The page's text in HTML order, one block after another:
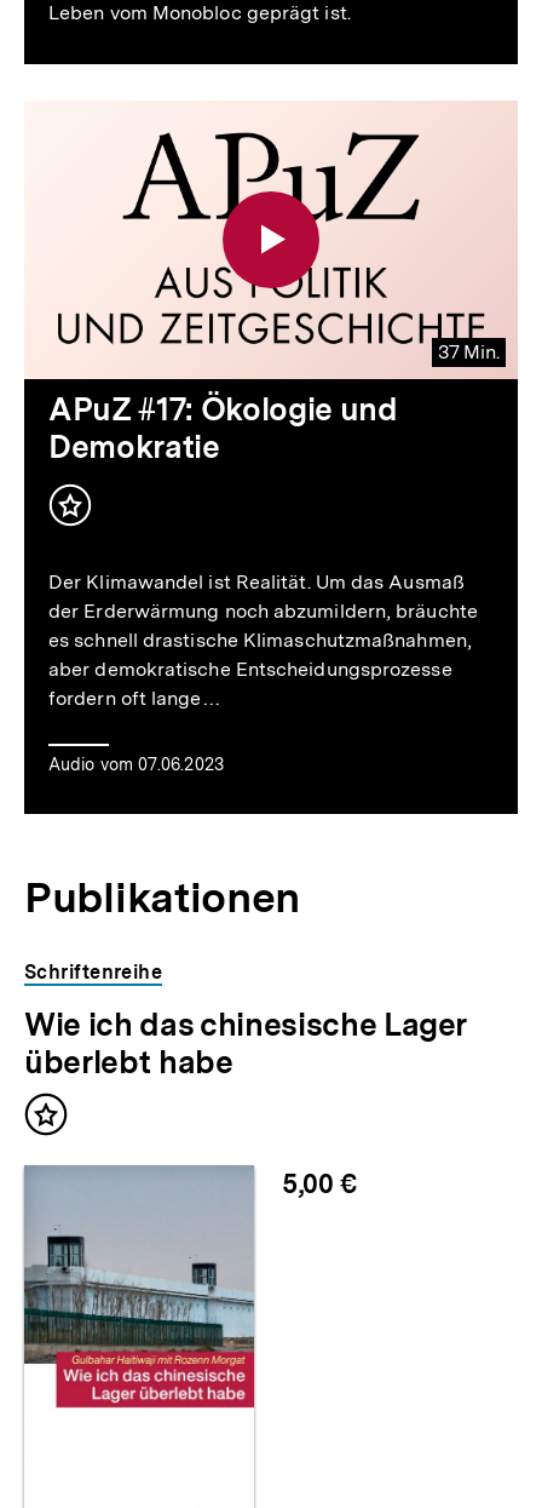
Leben vom Monobloc geprägt ist.
37 Min.
Video
Dauer
37
Min.
APuZ #17: Ökologie und
Demokratie
Inhalt
Der Klimawandel ist Realität. Um das Ausmaß
der Erderwärmung noch abzumildern, bräuchte
es schnell drastische Klimaschutzmaßnahmen,
aber demokratische Entscheidungsprozesse
fordern oft lange…
Audio vom 07.06.2023
Publikationen
Schriftenreihe
Wie ich das chinesische Lager
überlebt habe
Inhalt
5,00 €